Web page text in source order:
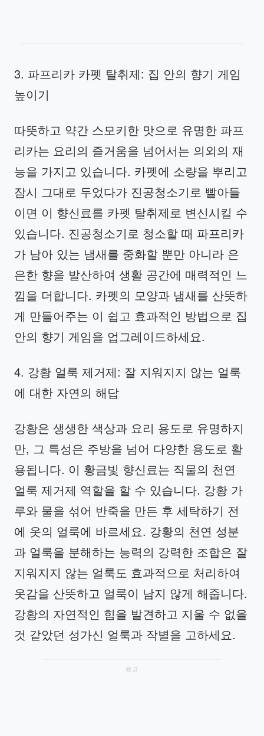
3. 파프리카 카펫 탈취제: 집 안의 향기 게임
높이기
따뜻하고 약간 스모키한 맛으로 유명한 파프
리카는 요리의 즐거움을 넘어서는 의외의 재
능을 가지고 있습니다. 카펫에 소량을 뿌리고
잠시 그대로 두었다가 진공청소기로 빨아들
이면 이 향신료를 카펫 탈취제로 변신시킬 수
있습니다. 진공청소기로 청소할 때 파프리카
가 남아 있는 냄새를 중화할 뿐만 아니라 은
은한 향을 발산하여 생활 공간에 매력적인 느
낌을 더합니다. 카펫의 모양과 냄새를 산뜻하
게 만들어주는 이 쉽고 효과적인 방법으로 집
안의 향기 게임을 업그레이드하세요.
4. 강황 얼룩 제거제: 잘 지워지지 않는 얼룩
에 대한 자연의 해답
강황은 생생한 색상과 요리 용도로 유명하지
만, 그 특성은 주방을 넘어 다양한 용도로 활
용됩니다. 이 황금빛 향신료는 직물의 천연
얼룩 제거제 역할을 할 수 있습니다. 강황 가
루와 물을 섞어 반죽을 만든 후 세탁하기 전
에 옷의 얼룩에 바르세요. 강황의 천연 성분
과 얼룩을 분해하는 능력의 강력한 조합은 잘
지워지지 않는 얼룩도 효과적으로 처리하여
옷감을 산뜻하고 얼룩이 남지 않게 해줍니다.
강황의 자연적인 힘을 발견하고 지울 수 없을
것 같았던 성가신 얼룩과 작별을 고하세요.
광고